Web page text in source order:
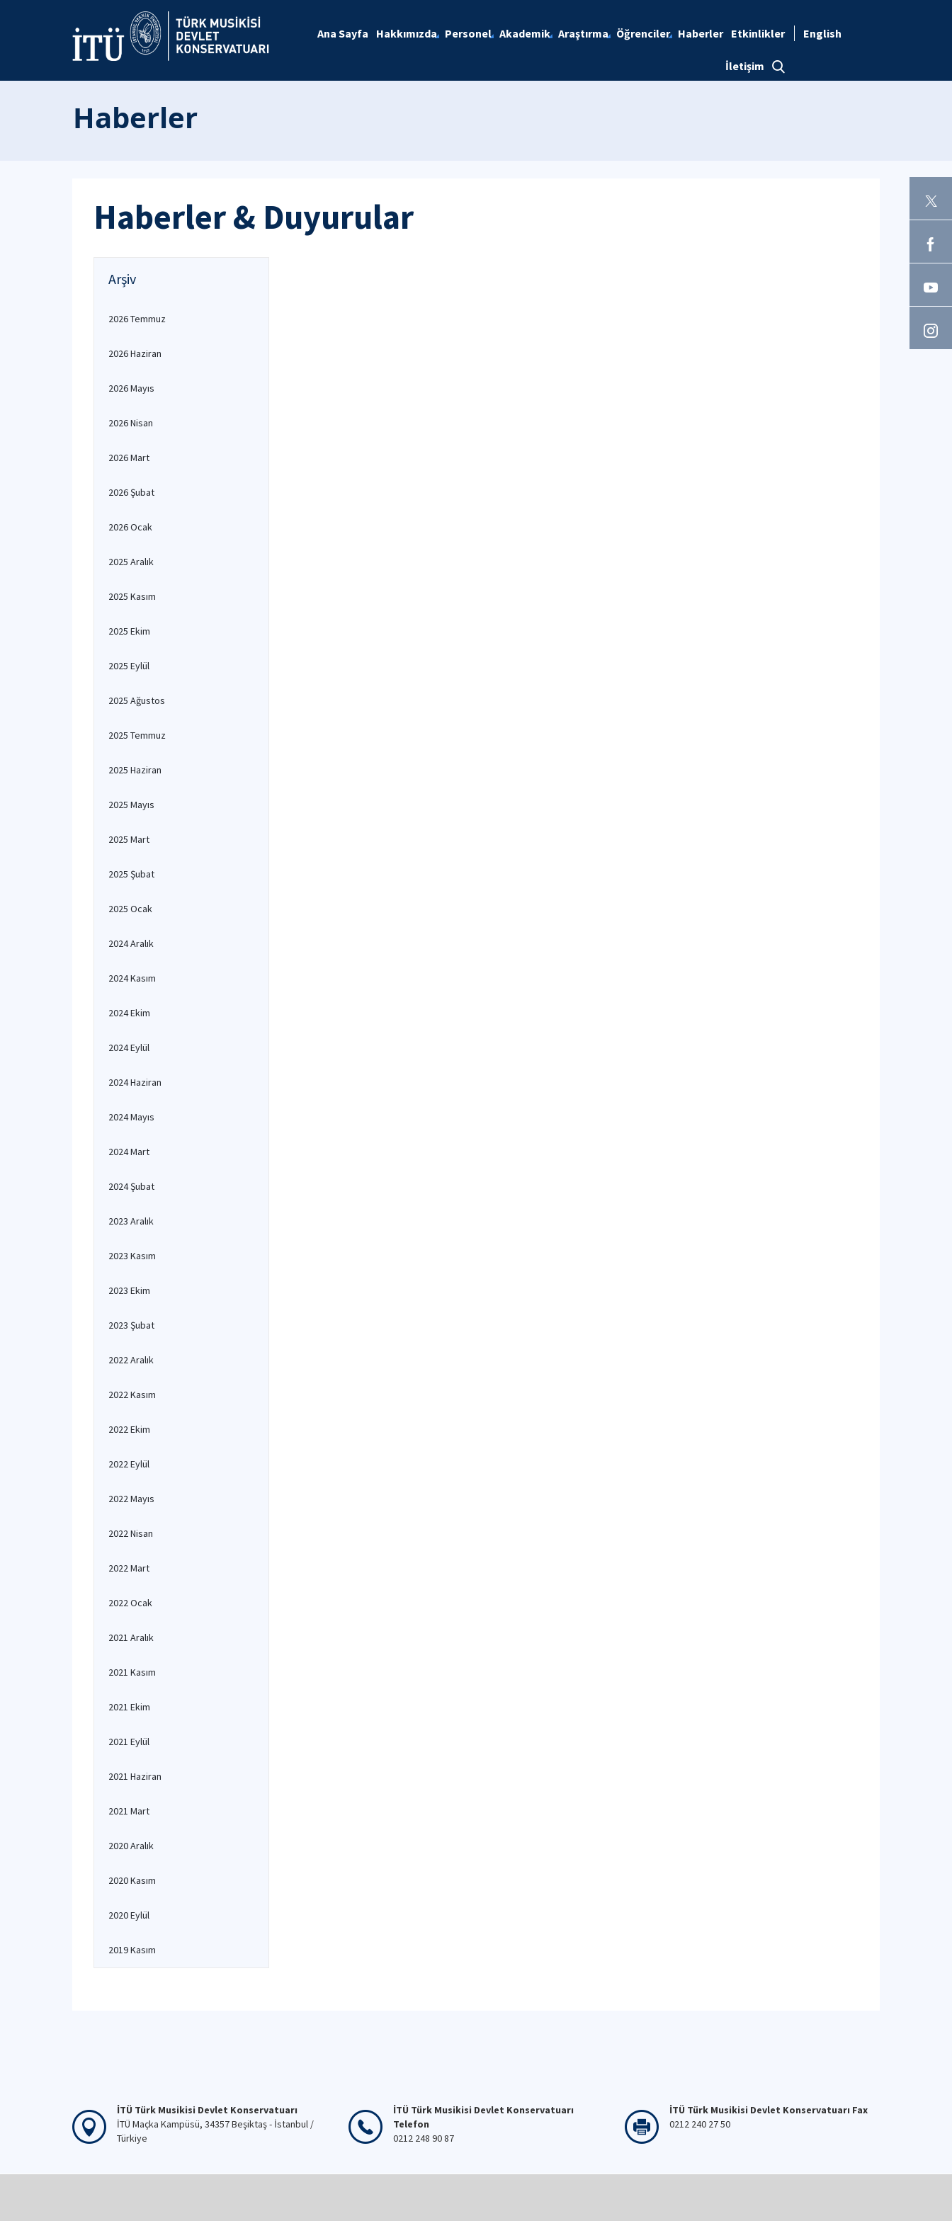
Ana Sayfa Hakkımızda Personel Akademik Araştırma Öğrenciler Haberler Etkinlikler
İletişim
English
Haberler
Haberler & Duyurular
Arşiv
2026 Temmuz
2026 Haziran
2026 Mayıs
2026 Nisan
2026 Mart
2026 Şubat
2026 Ocak
2025 Aralık
2025 Kasım
2025 Ekim
2025 Eylül
2025 Ağustos
2025 Temmuz
2025 Haziran
2025 Mayıs
2025 Mart
2025 Şubat
2025 Ocak
2024 Aralık
2024 Kasım
2024 Ekim
2024 Eylül
2024 Haziran
2024 Mayıs
2024 Mart
2024 Şubat
2023 Aralık
2023 Kasım
2023 Ekim
2023 Şubat
2022 Aralık
2022 Kasım
2022 Ekim
2022 Eylül
2022 Mayıs
2022 Nisan
2022 Mart
2022 Ocak
2021 Aralık
2021 Kasım
2021 Ekim
2021 Eylül
2021 Haziran
2021 Mart
2020 Aralık
2020 Kasım
2020 Eylül
2019 Kasım
İTÜ Türk Musikisi Devlet Konservatuarı
İTÜ Maçka Kampüsü, 34357 Beşiktaş - İstanbul /
Türkiye
İTÜ Türk Musikisi Devlet Konservatuarı
Telefon
0212 248 90 87
İTÜ Türk Musikisi Devlet Konservatuarı Fax
0212 240 27 50